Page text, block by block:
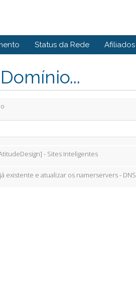
Status da Rede Afiliados
- Sites Inteligentes
existente e atualizar os namerservers - DNS